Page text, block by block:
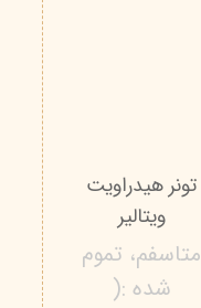
تونر هیدراویت
ویتالیر
متاسفم، تموم
شده :(